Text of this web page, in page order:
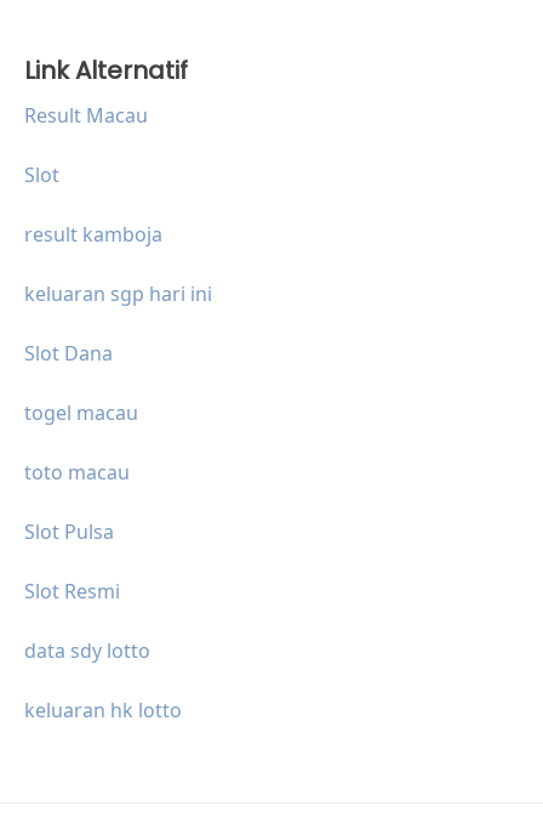
Link Alternatif
Result Macau
Slot
result kamboja
keluaran sgp hari ini
Slot Dana
togel macau
toto macau
Slot Pulsa
Slot Resmi
data sdy lotto
keluaran hk lotto